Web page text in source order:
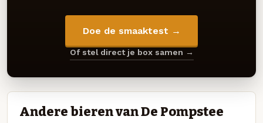
Doe de smaaktest →
Of stel direct je box samen →
Andere bieren van De Pompstee